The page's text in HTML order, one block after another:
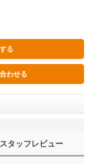
スタッフレビュー